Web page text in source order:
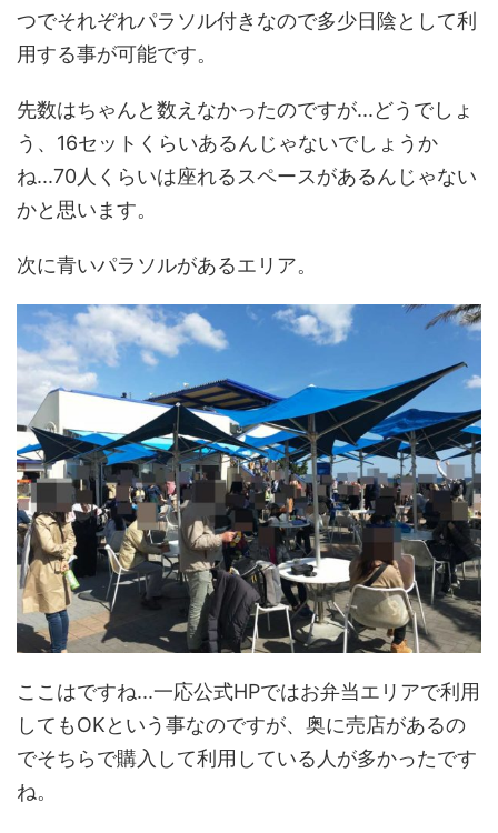
つでそれぞれパラソル付きなので多少日陰として利
用する事が可能です。
先数はちゃんと数えなかったのですが...どうでしょ
う、16セットくらいあるんじゃないでしょうか
ね...70人くらいは座れるスペースがあるんじゃない
かと思います。
次に青いパラソルがあるエリア。
ここはですね...一応公式HPではお弁当エリアで利用
してもOKという事なのですが、奥に売店があるの
でそちらで購入して利用している人が多かったです
ね。